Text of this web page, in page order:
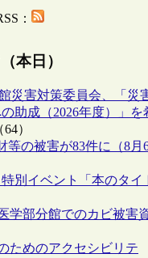
：
本日）
災害対策委員会、「災
助成（2026年度）」を
64）
等の被害が83件に（8月
別イベント「本のタイ
学部分館でのカビ被害
ためのアクセシビリテ